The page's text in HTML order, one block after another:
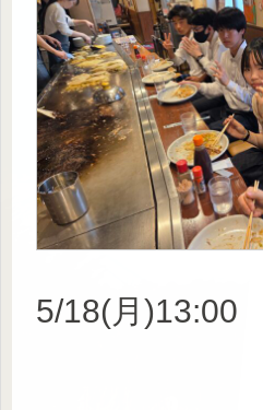
5/18(月)13:00